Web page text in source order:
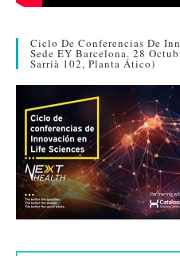
Ciclo De Conferencias De
Sede EY Barcelona. 28
Sarrià 102, Planta Ático)